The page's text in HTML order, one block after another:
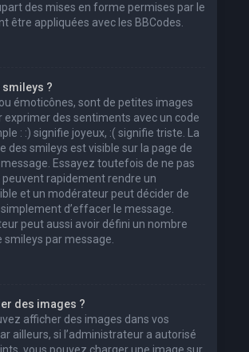
des mises en forme permises par le
être appliquées avec les BBCodes.
smileys ?
émoticônes, sont de petites images
exprimer des sentiments avec un code
: :) signifie joyeux, :( signifie triste. La
des smileys est visible sur la page de
Essayez toutefois de ne pas
peuvent rapidement rendre un
et un modérateur peut décider de
simplement d’effacer le message.
peut aussi avoir défini un nombre
smileys par message.
des images ?
afficher des images dans vos
ailleurs, si l’administrateur a autorisé